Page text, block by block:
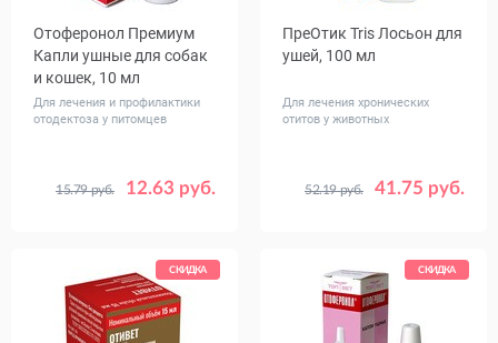
Отоферонол Премиум
Капли ушные для собак
и кошек, 10 мл
Для лечения и профилактики
отодектоза у питомцев
12.63 руб.
15.79 руб.
ПреОтик Tris Лосьон для
ушей, 100 мл
Для лечения хронических
отитов у животных
41.75 руб.
52.19 руб.
СКИДКА СКИДКА